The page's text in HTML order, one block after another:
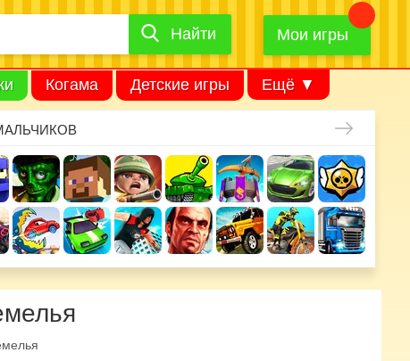
Найти
Найти Мои игры
Когама Детские игры Ещё ▼